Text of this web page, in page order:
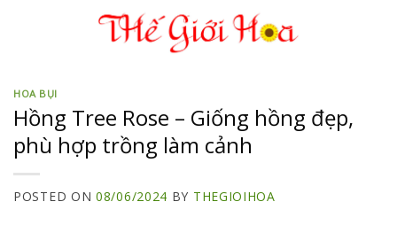
HOA BỤI
Hồng Tree Rose – Giống hồng đẹp,
phù hợp trồng làm cảnh
POSTED ON 08/06/2024 BY THEGIOIHOA